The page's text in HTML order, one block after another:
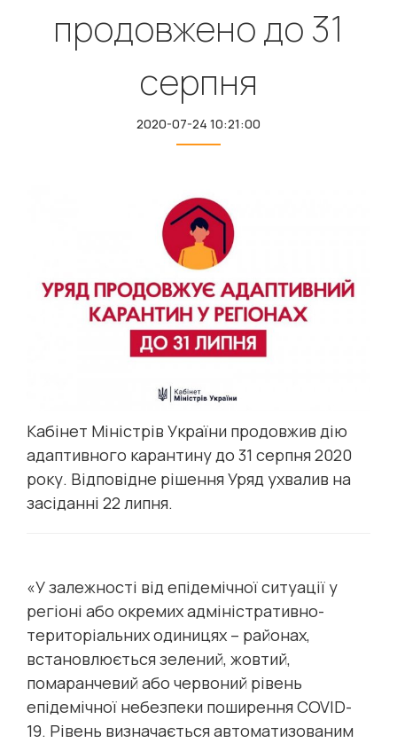
продовжено до 31
серпня
2020-07-24 10:21:00
Кабінет Міністрів України продовжив дію
адаптивного карантину до 31 серпня 2020
року. Відповідне рішення Уряд ухвалив на
засіданні 22 липня.
«У залежності від епідемічної ситуації у
регіоні або окремих адміністративно-
територіальних одиницях – районах,
встановлюється зелений, жовтий,
помаранчевий або червоний рівень
епідемічної небезпеки поширення COVID-
19. Рівень визначається автоматизованим